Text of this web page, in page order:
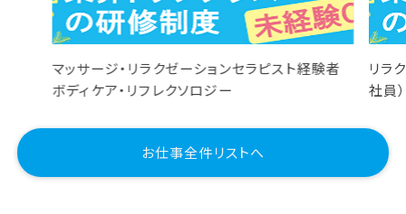
マッサージ・リラクゼーションセラピスト経験者
ボディケア・リフレクソロジー
リラ
社員）
お仕事全件リストへ